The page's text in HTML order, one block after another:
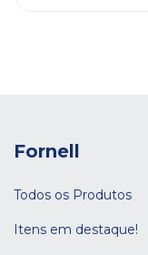
Fornell
Todos os Produtos
Itens em destaque!